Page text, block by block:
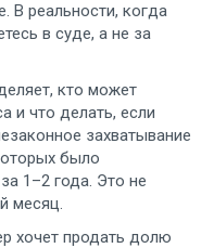
В реальности, когда
в суде, а не за
кто может
и что делать, если
захватывание
было
1–2 года. Это не
месяц.
хочет продать долю